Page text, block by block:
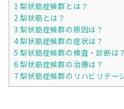
1 梨状筋症候群とは？
2梨状筋とは？
3 梨状筋症候群の原因は？
4梨状筋症候群の症状は？
5 梨状筋症候群の検査・診断は？
6梨状筋症候群の治療は？
7梨状筋症候群のリハビリテー